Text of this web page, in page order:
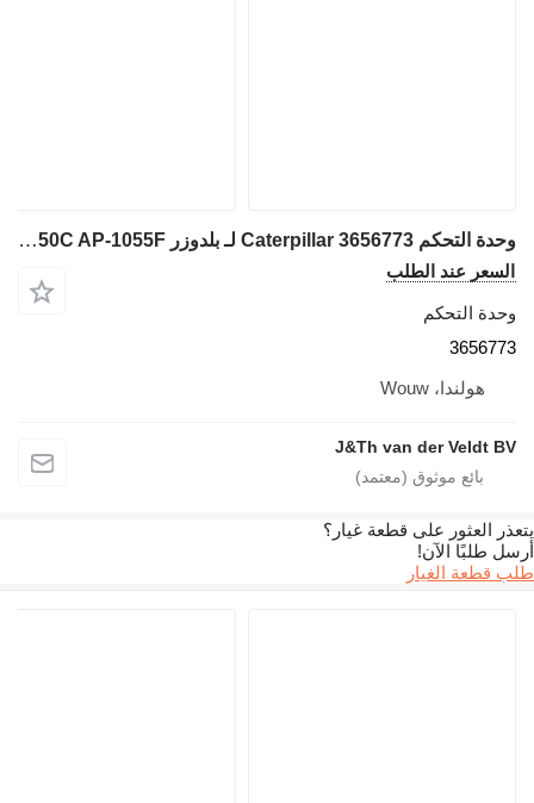
وحدة التحكم Caterpillar 3656773 لـ بلدوزر Caterpillar 14 18 140 150 950 160 D7E D6N D6T D8T D9T SE50 SE60 D6K2 D5R2 12M3 16M3 18M3 740C 725C 735C 525D 535D 545D 555D 930K 621K 623K 963K 824K 924K 815K 826K 836K 938K 988K 930M 950M 980M 962M 972M 982M 926M 966M 938M 6015B 730C2 725C2 140M3 160M3 D10T2 AP500F AP600F AP555F AP655F MD5075C AP-100F MD5150C AP-1055F
السعر عند الطلب
وحدة التحكم
3656773
هولندا، Wouw
J&Th van der Veldt BV
يتعذر العثور على قطعة غيار؟
أرسل طلبًا الآن!
طلب قطعة الغيار